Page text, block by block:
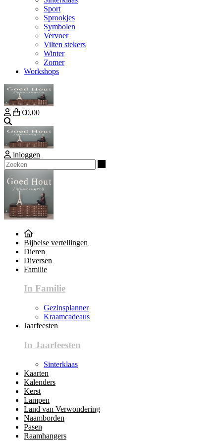
Sport
Sprookjes
Symbolen
Vervoer
Vilten stekers
Winter
Zomer
Workshops
€0,00
inloggen
Bijbelse vertellingen
Dieren
Diversen
Familie
In Familie
Gezinsplanner
Kraamcadeaus
Jaarfeesten
In Jaarfeesten
Sinterklaas
Kaarten
Kalenders
Kerst
Lampen
Land van Verwondering
Naamborden
Pasen
Raamhangers